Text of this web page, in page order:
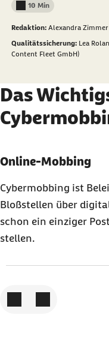
Lesedauer weniger als
10 Min
Redaktion: Alexandra
Qualitätssicherung: Lea
Content Fleet GmbH)
Das
Karussell mit 3 Elementen
Element 1 von 3
Online-Mobbing
Cybermobbing ist
Bloßstellen über
schon ein einziger
stellen.